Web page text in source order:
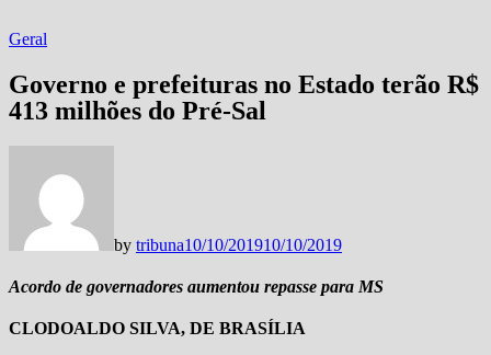
Geral
Governo e prefeituras no Estado terão R$
413 milhões do Pré-Sal
by tribuna10/10/201910/10/2019
Acordo de governadores aumentou repasse para MS
CLODOALDO SILVA, DE BRASÍLIA